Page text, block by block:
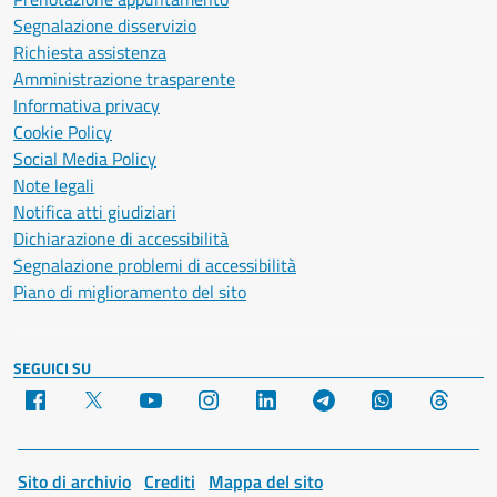
Segnalazione disservizio
Richiesta assistenza
Amministrazione trasparente
Informativa privacy
Cookie Policy
Social Media Policy
Note legali
Notifica atti giudiziari
Dichiarazione di accessibilità
Segnalazione problemi di accessibilità
Piano di miglioramento del sito
SEGUICI SU
Facebook YouTube Instagram LinkedIn Telegram WhatsApp
Sito di archivio Crediti Mappa del sito